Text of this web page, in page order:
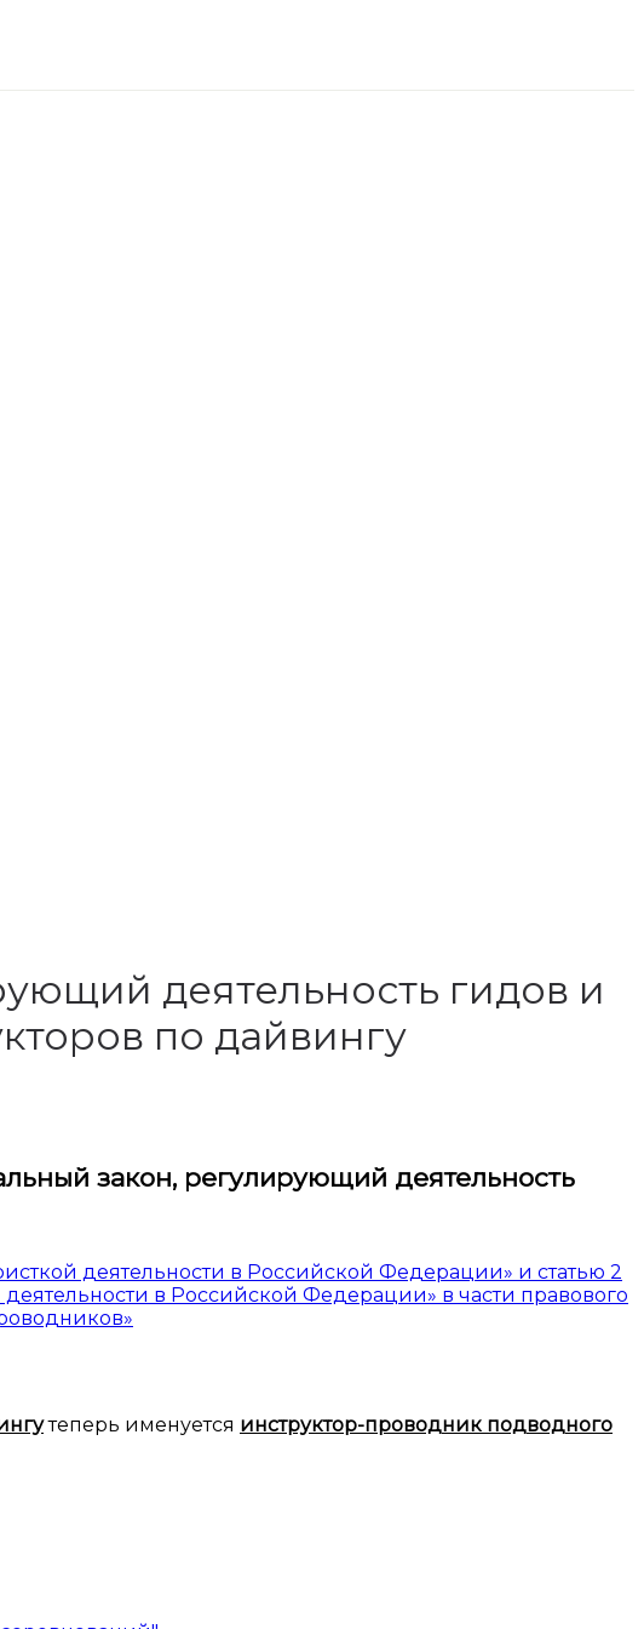
деятельность гидов и
по дайвингу
закон, регулирующий деятельность
деятельности в Российской Федерации» и статью 2
в Российской Федерации» в части правового
теперь именуется инструктор-проводник подводного